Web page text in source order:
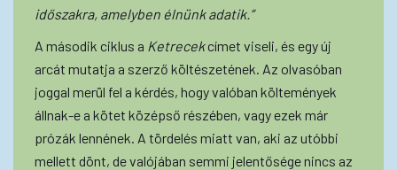
időszakra, amelyben élnünk adatik.”
A második ciklus a Ketrecekcímet viseli, és egy új
arcát mutatja a szerző költészetének. Az olvasóban
joggal merül fel a kérdés, hogy valóban költemények
állnak-e a kötet középső részében, vagy ezek már
prózák lennének. A tördelés miatt van, aki az utóbbi
mellett dönt, de valójában semmi jelentősége nincs az